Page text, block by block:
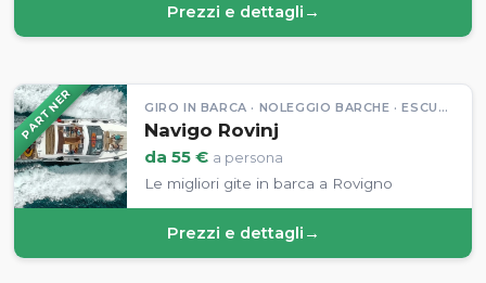
Prezzi e dettagli →
PARTNER GIRO IN BARCA · NOLEGGIO BARCHE · ESCURSIONE
Navigo Rovinj
da 55 € a persona
Le migliori gite in barca a Rovigno
Prezzi e dettagli →